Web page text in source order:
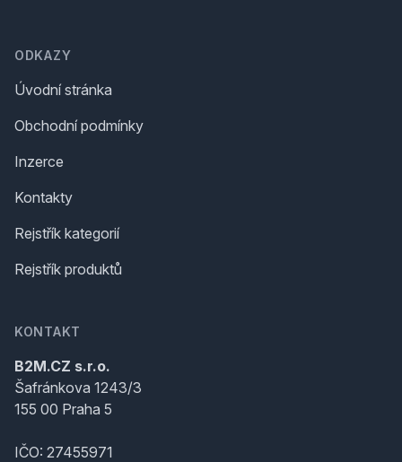
ODKAZY
Úvodní stránka
Obchodní podmínky
Inzerce
Kontakty
Rejstřík kategorií
Rejstřík produktů
KONTAKT
B2M.CZ s.r.o.
Šafránkova 1243/3
155 00 Praha 5
IČO: 27455971